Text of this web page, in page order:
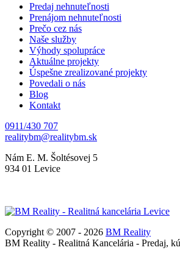
Predaj nehnuteľnosti
Prenájom nehnuteľnosti
Prečo cez nás
Naše služby
Výhody spolupráce
Aktuálne projekty
Úspešne zrealizované projekty
Povedali o nás
Blog
Kontakt
0911/430 707
Nám E. M. Šoltésovej 5
934 01 Levice
Copyright © 2007 - 2026 BM Reality
BM Reality - Realitná Kancelária - Predaj,